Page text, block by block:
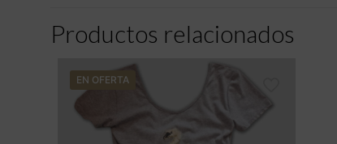
Productos relacionados
EN OFERTA